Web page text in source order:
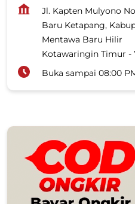
Jl. Kapten Mulyono
Baru Ketapang,
Mentawa Baru Hilir
Kotawaringin Timur -
Buka sampai 08:00